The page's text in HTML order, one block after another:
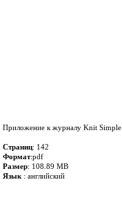
Приложение к журналу Knit Simple.
Страниц: 142
Формат:pdf
Размер: 108.89 MB
Язык : английский